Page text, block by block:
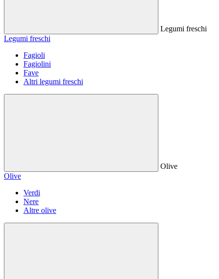
Legumi freschi
Legumi freschi
Fagioli
Fagiolini
Fave
Altri legumi freschi
Olive
Olive
Verdi
Nere
Altre olive